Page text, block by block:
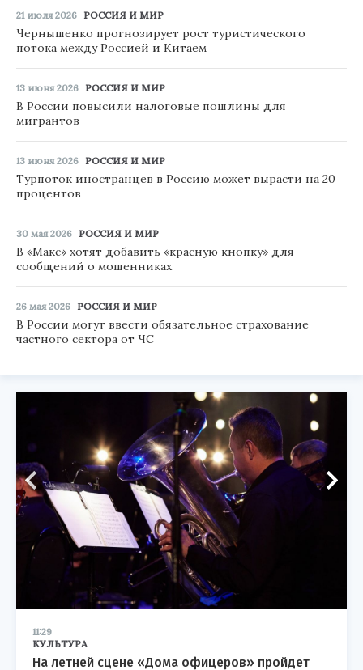
21 июля 2026 РОССИЯ И МИР
Чернышенко прогнозирует рост туристического
потока между Россией и Китаем
13 июня 2026 РОССИЯ И МИР
В России повысили налоговые пошлины для
мигрантов
13 июня 2026 РОССИЯ И МИР
Турпоток иностранцев в Россию может вырасти на 20
процентов
30 мая 2026 РОССИЯ И МИР
В «Макс» хотят добавить «красную кнопку» для
сообщений о мошенниках
26 мая 2026 РОССИЯ И МИР
В России могут ввести обязательное страхование
частного сектора от ЧС
11:29
КУЛЬТУРА
На летней сцене «Дома офицеров» пройдет